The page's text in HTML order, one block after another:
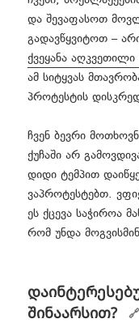
და შევაფასოთ
გადავწყვიტოთ –
ქვეყანა
ამ სიტყვას
პროტესტის
ჩვენ ბევრი
ქუჩაში არ
დიდი ტემპით
ვაპროტესტებთ.
ეს ქცევა საჭიროა
რომ უნდა
შინაარსით?